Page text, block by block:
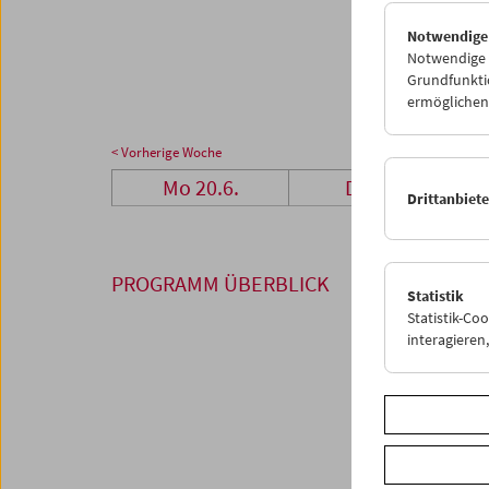
04
< Vorherige Woche
Mo 20.6. Di 21.6.
PROGRAMM ÜBERBLICK
Notwendige
Statistik
Statistik-